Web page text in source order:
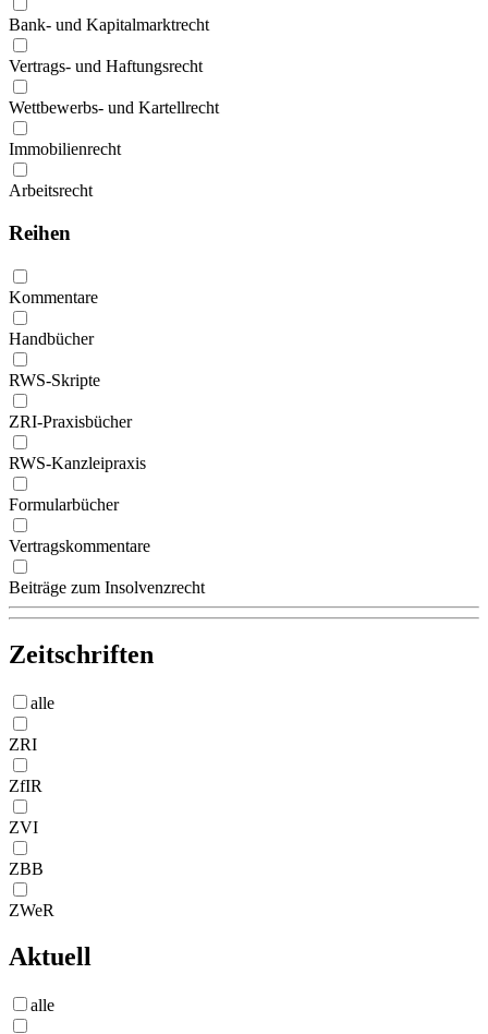
Bank- und Kapitalmarktrecht
Vertrags- und Haftungsrecht
Wettbewerbs- und Kartellrecht
Immobilienrecht
Arbeitsrecht
Reihen
Kommentare
Handbücher
RWS-Skripte
ZRI-Praxisbücher
RWS-Kanzleipraxis
Formularbücher
Vertragskommentare
Beiträge zum Insolvenzrecht
Zeitschriften
alle
ZRI
ZfIR
ZVI
ZBB
ZWeR
Aktuell
alle